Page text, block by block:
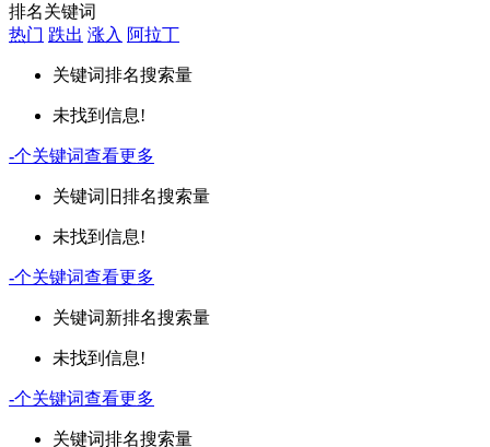
排名关键词
热门 跌出 涨入 阿拉丁
关键词排名搜索量
未找到信息!
-个关键词查看更多
关键词 旧排名搜索量
未找到信息!
-个关键词查看更多
关键词新排名搜索量
未找到信息!
-个关键词查看更多
关键词排名搜索量